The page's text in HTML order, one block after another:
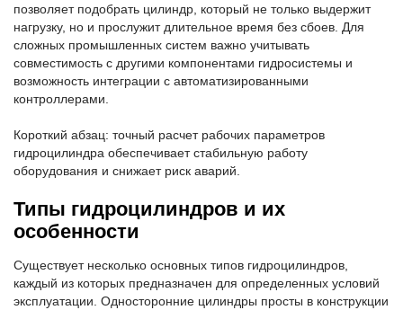
позволяет подобрать цилиндр, который не только выдержит
нагрузку, но и прослужит длительное время без сбоев. Для
сложных промышленных систем важно учитывать
совместимость с другими компонентами гидросистемы и
возможность интеграции с автоматизированными
контроллерами.
Короткий абзац: точный расчет рабочих параметров
гидроцилиндра обеспечивает стабильную работу
оборудования и снижает риск аварий.
Типы гидроцилиндров и их
особенности
Существует несколько основных типов гидроцилиндров,
каждый из которых предназначен для определенных условий
эксплуатации. Односторонние цилиндры просты в конструкции